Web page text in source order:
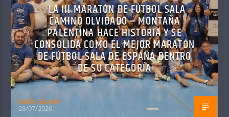
LA III MARATÓN DE FÚTBOL SALA
CAMINO OLVIDADO – MONTAÑA
PALENTINA HACE HISTORIA Y SE
CONSOLIDA COMO EL MEJOR MARATÓN
DE FÚTBOL SALA DE ESPAÑA DENTRO
DE SU CATEGORÍA
Radio Guardo
28/07/2026